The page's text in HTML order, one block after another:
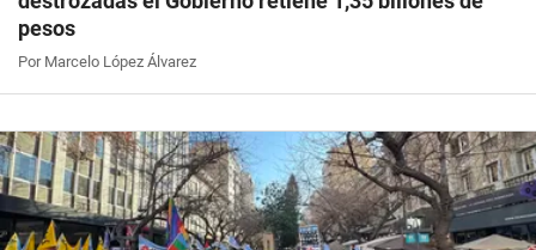
pesos
Por Marcelo López Álvarez